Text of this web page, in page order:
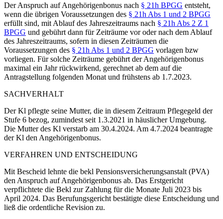
Der Anspruch auf Angehörigenbonus nach § 21h BPGG entsteht,
wenn die übrigen Voraussetzungen des § 21h Abs 1 und 2 BPGG
erfüllt sind, mit Ablauf des Jahreszeitraums nach § 21h Abs 2 Z 1
BPGG und gebührt dann für Zeiträume vor oder nach dem Ablauf
des Jahreszeitraums, sofern in diesen Zeiträumen die
Voraussetzungen des § 21h Abs 1 und 2 BPGG vorlagen bzw
vorliegen. Für solche Zeiträume gebührt der Angehörigenbonus
maximal ein Jahr rückwirkend, gerechnet ab dem auf die
Antragstellung folgenden Monat und frühstens ab 1.7.2023.
SACHVERHALT
Der Kl pflegte seine Mutter, die in diesem Zeitraum Pflegegeld der
Stufe 6 bezog, zumindest seit 1.3.2021 in häuslicher Umgebung.
Die Mutter des Kl verstarb am 30.4.2024. Am 4.7.2024 beantragte
der Kl den Angehörigenbonus.
VERFAHREN UND ENTSCHEIDUNG
Mit Bescheid lehnte die bekl Pensionsversicherungsanstalt (PVA)
den Anspruch auf Angehörigenbonus ab. Das Erstgericht
verpflichtete die Bekl zur Zahlung für die Monate Juli 2023 bis
April 2024. Das Berufungsgericht bestätigte diese Entscheidung und
ließ die ordentliche Revision zu.